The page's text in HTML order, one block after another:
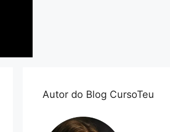
Autor do Blog CursoTeu